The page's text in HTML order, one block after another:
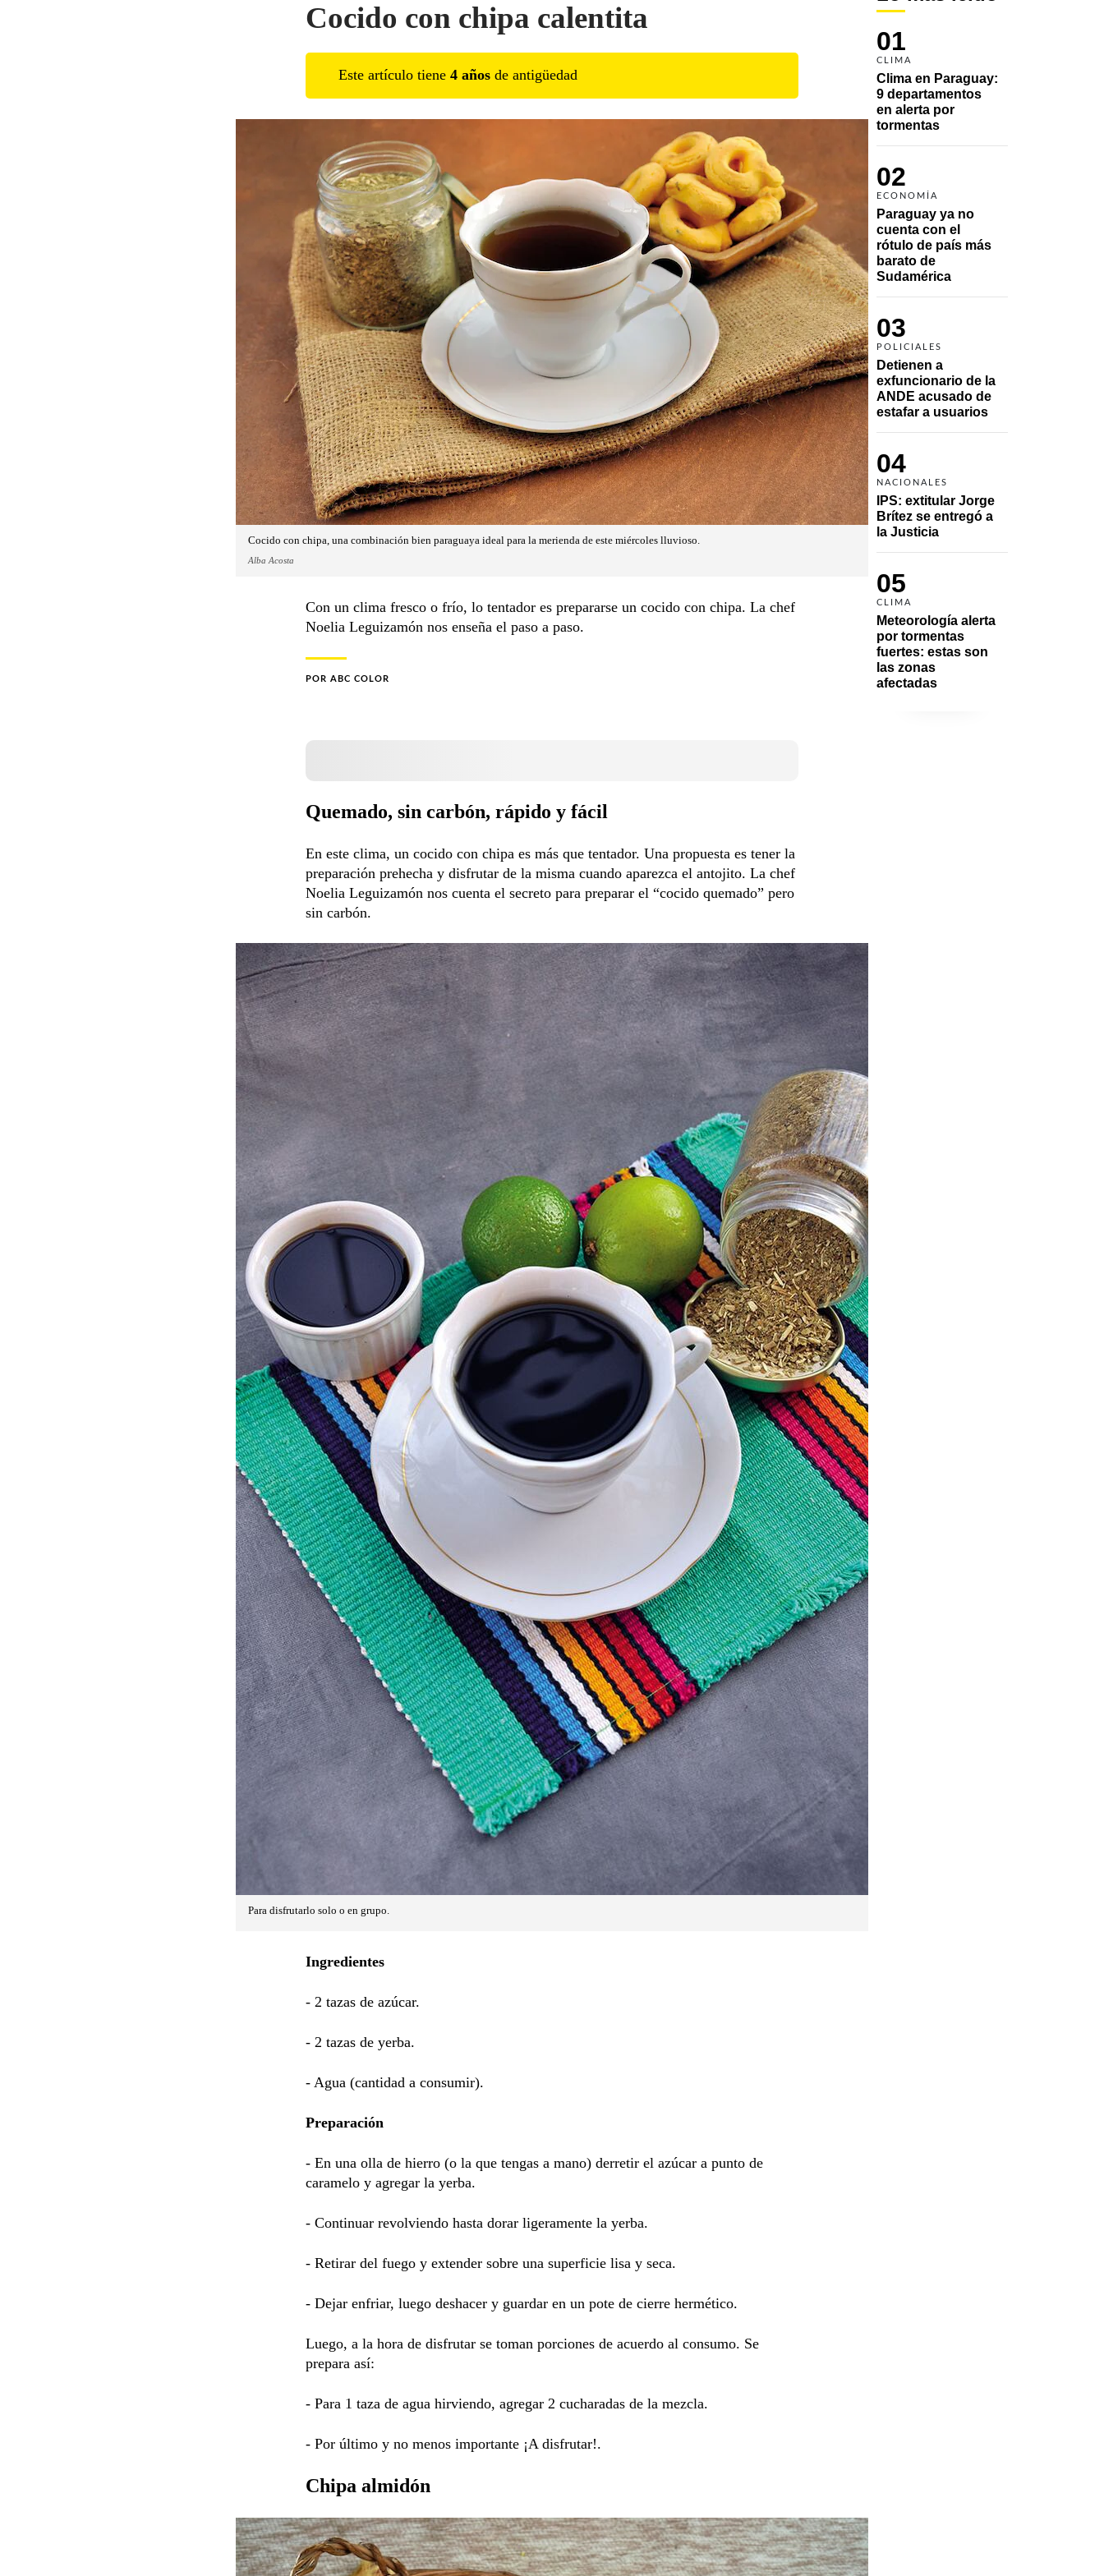
01
CLIMA
Clima en Paraguay:
9 departamentos
en alerta por
tormentas
02
ECONOMÍA
Paraguay ya no
cuenta con el
rótulo de país más
barato de
Sudamérica
03
POLICIALES
Detienen a
exfuncionario de la
ANDE acusado de
estafar a usuarios
04
NACIONALES
IPS: extitular Jorge
Brítez se entregó a
la Justicia
05
CLIMA
Meteorología alerta
por tormentas
fuertes: estas son
las zonas
afectadas
Cocido con chipa calentita
Este artículo tiene 4 años de antigüedad
Cocido con chipa, una combinación bien paraguaya ideal para la merienda de este miércoles lluvioso.
Alba Acosta
Con un clima fresco o frío, lo tentador es prepararse un cocido con chipa. La chef
Noelia Leguizamón nos enseña el paso a paso.
POR ABC COLOR
Quemado, sin carbón, rápido y fácil
En este clima, un cocido con chipa es más que tentador. Una propuesta es tener la
preparación prehecha y disfrutar de la misma cuando aparezca el antojito. La chef
Noelia Leguizamón nos cuenta el secreto para preparar el “cocido quemado” pero
sin carbón.
Para disfrutarlo solo o en grupo.
Ingredientes
- 2 tazas de azúcar.
- 2 tazas de yerba.
- Agua (cantidad a consumir).
Preparación
- En una olla de hierro (o la que tengas a mano) derretir el azúcar a punto de
caramelo y agregar la yerba.
- Continuar revolviendo hasta dorar ligeramente la yerba.
- Retirar del fuego y extender sobre una superficie lisa y seca.
- Dejar enfriar, luego deshacer y guardar en un pote de cierre hermético.
Luego, a la hora de disfrutar se toman porciones de acuerdo al consumo. Se
prepara así:
- Para 1 taza de agua hirviendo, agregar 2 cucharadas de la mezcla.
- Por último y no menos importante ¡A disfrutar!.
Chipa almidón